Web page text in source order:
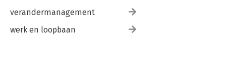
verandermanagement
werk en loopbaan